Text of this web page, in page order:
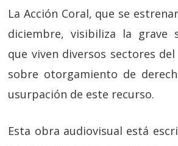
La Acción Coral, que se
diciembre, visibiliza la grave
que viven diversos sectores
sobre otorgamiento de
usurpación de este recurso.
Esta obra audiovisual está